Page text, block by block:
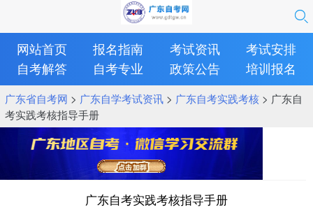
网站首页 报名指南 考试资讯
考试安排
自考解答
自考专业 政策公告 培训报名
广东省自考网 > 广东自学考试资讯> 广东自考实践考核> 广东自
考实践考核指导手册
广东自考实践考核指导手册